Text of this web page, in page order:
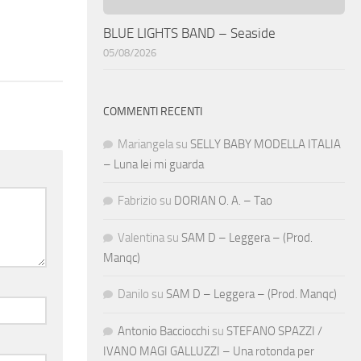
BLUE LIGHTS BAND – Seaside
05/08/2026
COMMENTI RECENTI
Mariangela su SELLY BABY MODELLA ITALIA
– Luna lei mi guarda
Fabrizio su DORIAN O. A. – Tao
Valentina su SAM D – Leggera – (Prod.
Manqc)
Danilo su SAM D – Leggera – (Prod. Manqc)
Antonio Bacciocchi su STEFANO SPAZZI /
IVANO MAGI GALLUZZI – Una rotonda per